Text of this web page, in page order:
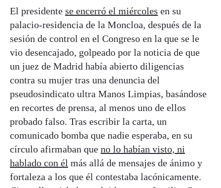
El presidente se encerró el miércoles en su
palacio-residencia de la Moncloa, después de la
sesión de control en el Congreso en la que se le
vio desencajado, golpeado por la noticia de que
un juez de Madrid había abierto diligencias
contra su mujer tras una denuncia del
pseudosindicato ultra Manos Limpias, basándose
en recortes de prensa, al menos uno de ellos
probado falso. Tras escribir la carta, un
comunicado bomba que nadie esperaba, en su
círculo afirmaban que no lo habían visto, ni
hablado con él más allá de mensajes de ánimo y
fortaleza a los que él contestaba lacónicamente.